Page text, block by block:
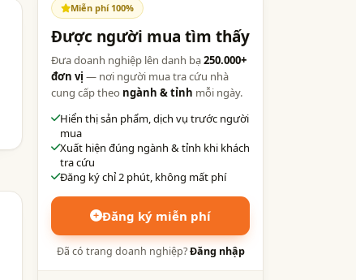
Miễn phí 100%
Được người mua tìm thấy
Đưa doanh nghiệp lên danh bạ250.000+
đơn vị — nơi người mua tra cứu nhà
cung cấp theo ngành & tỉnh mỗi ngày.
Hiển thị sản phẩm, dịch vụ trước người
mua
Xuất hiện đúng ngành & tỉnh khi khách
tra cứu
Đăng ký chỉ 2 phút, không mất phí
Đăng ký miễn phí
Đã có trang doanh nghiệp?Đăng nhập